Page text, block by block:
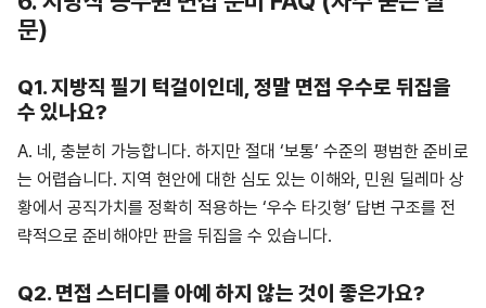
문)
Q1. 지방직 필기 턱걸이인데, 정말 면접 우수로 뒤집을
수 있나요?
A. 네, 충분히 가능합니다. 하지만 절대 ‘보통’ 수준의 평범한 준비로
는 어렵습니다. 지역 현안에 대한 심도 있는 이해와, 민원 딜레마 상
황에서 공직가치를 정확히 적용하는 ‘우수 타깃형’ 답변 구조를 전
략적으로 준비해야만 판을 뒤집을 수 있습니다.
Q2. 면접 스터디를 아예 하지 않는 것이 좋은가요?